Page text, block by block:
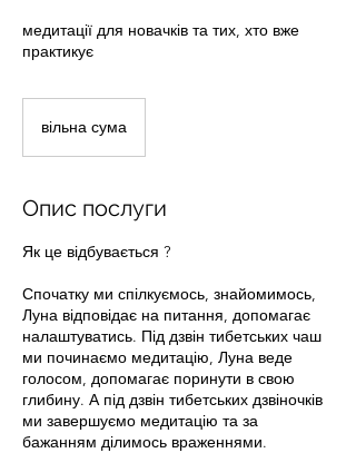
медитації для новачків та тих, хто вже
практикує
вільна сума
Опис послуги
Як це відбувається ?
Спочатку ми спілкуємось, знайомимось,
Луна відповідає на питання, допомагає
налаштуватись. Під дзвін тибетських чаш
ми починаємо медитацію, Луна веде
голосом, допомагає поринути в свою
глибину. А під дзвін тибетських дзвіночків
ми завершуємо медитацію та за
бажанням ділимось враженнями.